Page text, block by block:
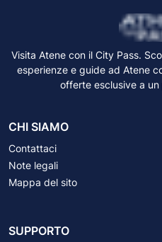
Visita Atene con il City Pass.
esperienze e guide ad Atene
offerte esclusive a
CHI SIAMO
Contattaci
Note legali
Mappa del sito
SUPPORTO